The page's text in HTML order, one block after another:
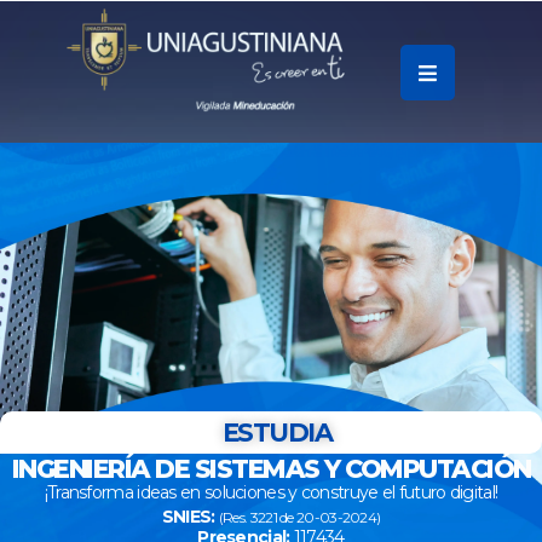
La
Universidad
Oferta
Académica
Educación
Continua
ESTUDIA
INGENIERÍA DE SISTEMAS Y COMPUTACIÓN
¡Transforma ideas en soluciones y construye el futuro digital!
SNIES: (Res. 3221 de 20-03-2024)
Presencial:117434